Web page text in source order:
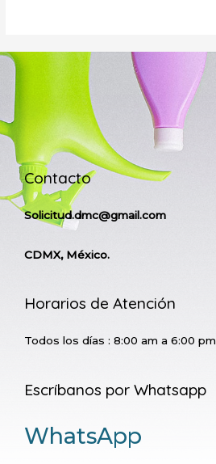
Contacto
Solicitud.dmc@gmail.com
CDMX, México.
Horarios de Atención
Todos los días : 8:00 am a 6:00 pm
Escríbanos por Whatsapp
WhatsApp